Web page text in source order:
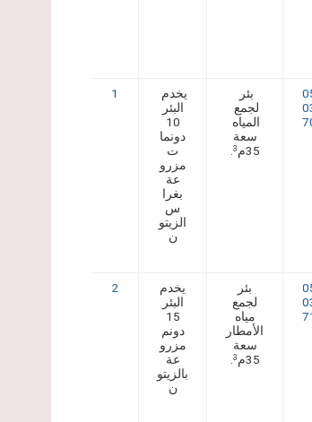
بئر
لجمع
المياه
سعة
35م
3
يخدم
البئر
10
دونما
ت
مزرو
عة
بغرا
س
الزيتو
ن
1
بئر
لجمع
مياه
الأمطار
سعة
35م
3
يخدم
البئر
15
دونم
مزرو
عة
بالزيتو
ن
2